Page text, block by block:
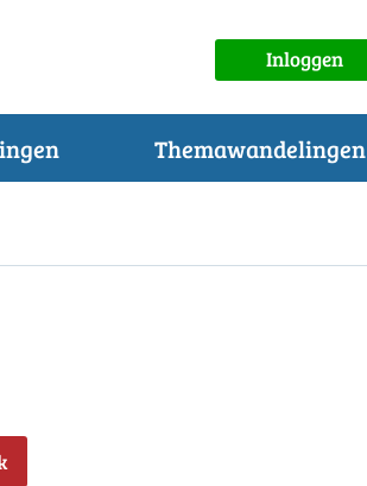
Inloggen
Themawandelingen